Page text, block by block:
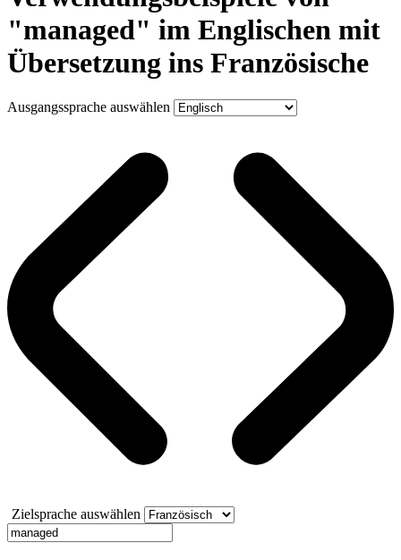
"managed" im Englischen mit
Übersetzung ins Französische
Ausgangssprache auswählen
Zielsprache auswählen